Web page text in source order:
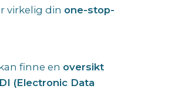
virkelig din one-stop-
finne en oversikt
(Electronic Data